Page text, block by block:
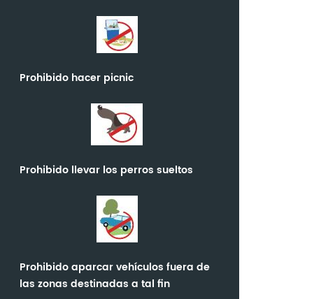
Prohibido hacer picnic
Prohibido llevar los perros sueltos
Prohibido aparcar vehículos fuera de
las zonas destinadas a tal fin